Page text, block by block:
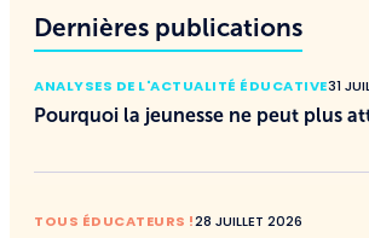
Dernières publications
ANALYSES DE L'ACTUALITÉ ÉDUCATIVE31
Pourquoi la jeunesse ne peut plus
TOUS ÉDUCATEURS !28 JUILLET 2026